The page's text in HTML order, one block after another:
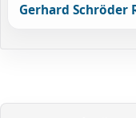
Gerhard Schröder